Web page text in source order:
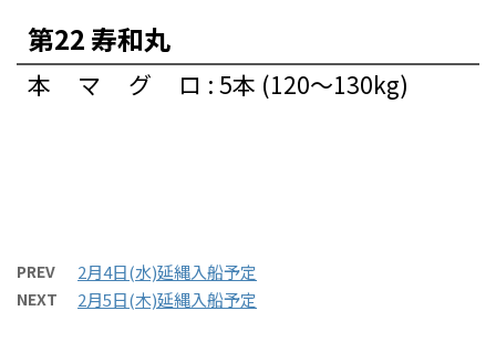
第22 寿和丸
本マグロ : 5本 (120～130kg)
PREV 2月4日(水)延縄入船予定
NEXT 2月5日(木)延縄入船予定